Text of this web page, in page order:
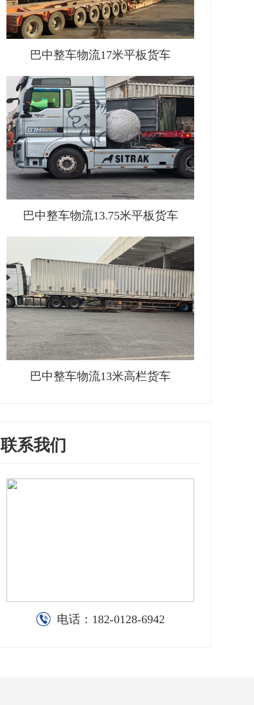
巴中整车物流17米平板货车
巴中整车物流13.75米平板货车
巴中整车物流13米高栏货车
联系我们
电话： 182-0128-6942